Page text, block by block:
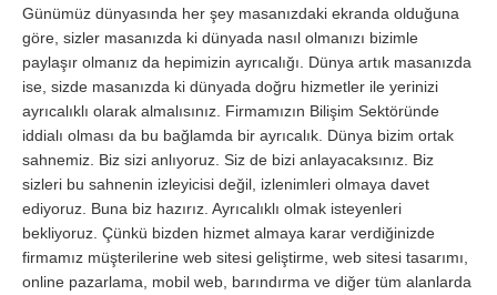
Günümüz dünyasında her şey masanızdaki ekranda olduğuna
göre, sizler masanızda ki dünyada nasıl olmanızı bizimle
paylaşır olmanız da hepimizin ayrıcalığı. Dünya artık masanızda
ise, sizde masanızda ki dünyada doğru hizmetler ile yerinizi
ayrıcalıklı olarak almalısınız. Firmamızın Bilişim Sektöründe
iddialı olması da bu bağlamda bir ayrıcalık. Dünya bizim ortak
sahnemiz. Biz sizi anlıyoruz. Siz de bizi anlayacaksınız. Biz
sizleri bu sahnenin izleyicisi değil, izlenimleri olmaya davet
ediyoruz. Buna biz hazırız. Ayrıcalıklı olmak isteyenleri
bekliyoruz. Çünkü bizden hizmet almaya karar verdiğinizde
firmamız müşterilerine web sitesi geliştirme, web sitesi tasarımı,
online pazarlama, mobil web, barındırma ve diğer tüm alanlarda